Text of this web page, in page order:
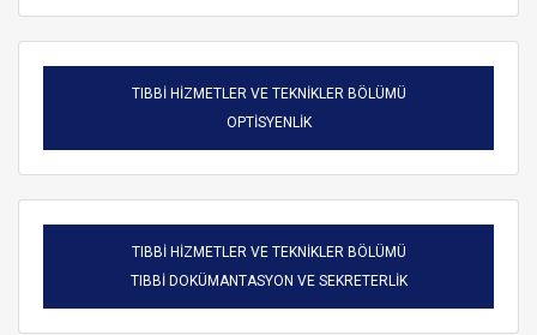
TIBBİ HİZMETLER VE TEKNİKLER BÖLÜMÜ
OPTİSYENLİK
TIBBİ HİZMETLER VE TEKNİKLER BÖLÜMÜ
TIBBİ DOKÜMANTASYON VE SEKRETERLİK